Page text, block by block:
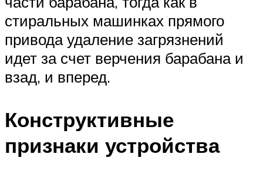
стиральных машинках прямого
привода удаление загрязнений
идет за счет верчения барабана и
взад, и вперед.
Конструктивные
признаки устройства